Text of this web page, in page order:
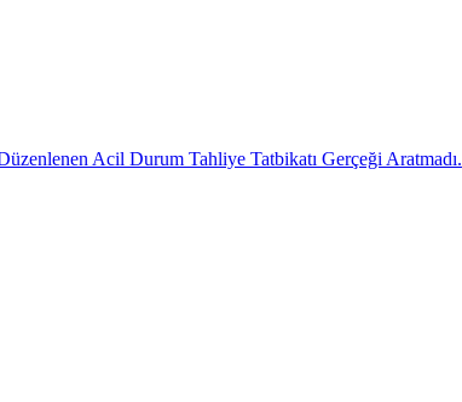
Acil Durum Tahliye Tatbikatı Gerçeği Aratmadı.